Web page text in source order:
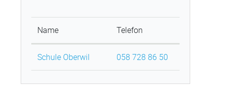
Name Telefon
Schule Oberwil 058 728 86 50